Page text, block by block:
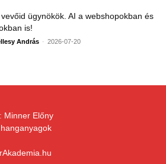
ügynökök. AI a webshopokban és
is!
András - 2026-07-20
Minner Előny